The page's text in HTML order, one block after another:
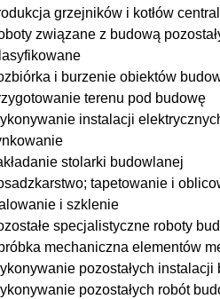
grzejników i kotłów
związane z budową
i burzenie obiektów
terenu pod budowę
instalacji
stolarki budowlanej
tapetowanie i
i szklenie
specjalistyczne roboty
mechaniczna elementów
pozostałych instalacji
pozostałych robót